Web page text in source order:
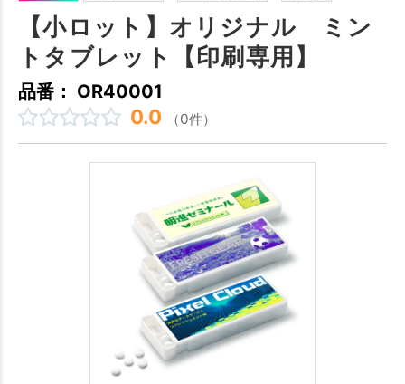
【小ロット】オリジナル ミン
トタブレット【印刷専用】
品番： OR40001
0.0 （0件）